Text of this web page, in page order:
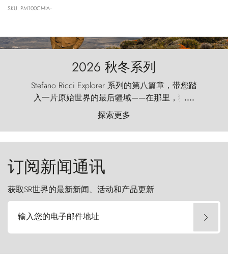
SKU: PM100CMIA--
2026 秋冬系列
Stefano Ricci Explorer 系列的第八篇章，带您踏
入一片原始世界的最后疆域——在那里，狂风
以远古的怒号雕琢着自然，而百内塔（Torres
del Paine）则宛如石砌的哨兵，傲然向苍穹发
起挑战。
....
探索更多
订阅新闻通讯
获取SR世界的最新新闻、活动和产品更新
输入您的电子邮件地址